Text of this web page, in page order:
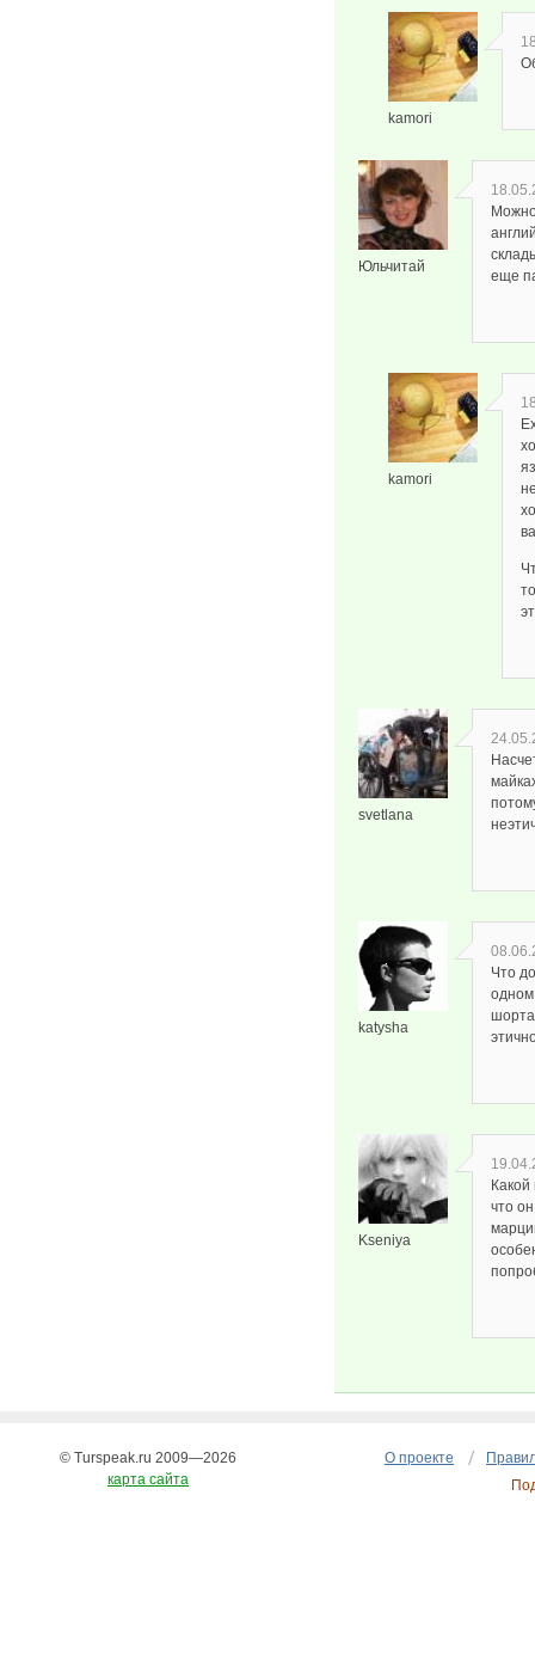
kamori
Юльчитай
еще
kamori
svetlana
katysha
Что
одном
Kseniya
что
О проекте
© Turspeak.ru 2009—2026
карта сайта